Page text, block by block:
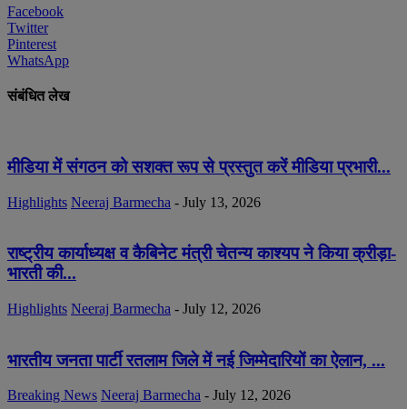
Facebook
Twitter
Pinterest
WhatsApp
संबंधित लेख
मीडिया में संगठन को सशक्त रूप से प्रस्तुत करें मीडिया प्रभारी...
Highlights Neeraj Barmecha - July 13, 2026
राष्ट्रीय कार्याध्यक्ष व कैबिनेट मंत्री चेतन्य काश्यप ने किया क्रीड़ा-
भारती की...
Highlights Neeraj Barmecha - July 12, 2026
भारतीय जनता पार्टी रतलाम जिले में नई जिम्मेदारियों का ऐलान, ...
Breaking News Neeraj Barmecha - July 12, 2026